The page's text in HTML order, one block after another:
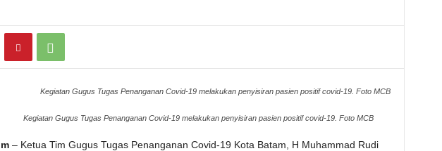
Kegiatan Gugus Tugas Penanganan Covid-19 melakukan penyisiran pasien positif covid-19. Foto MCB
Kegiatan Gugus Tugas Penanganan Covid-19 melakukan penyisiran pasien positif covid-19. Foto MCB
– Ketua Tim Gugus Tugas Penanganan Covid-19 Kota Batam, H Muhammad Rudi